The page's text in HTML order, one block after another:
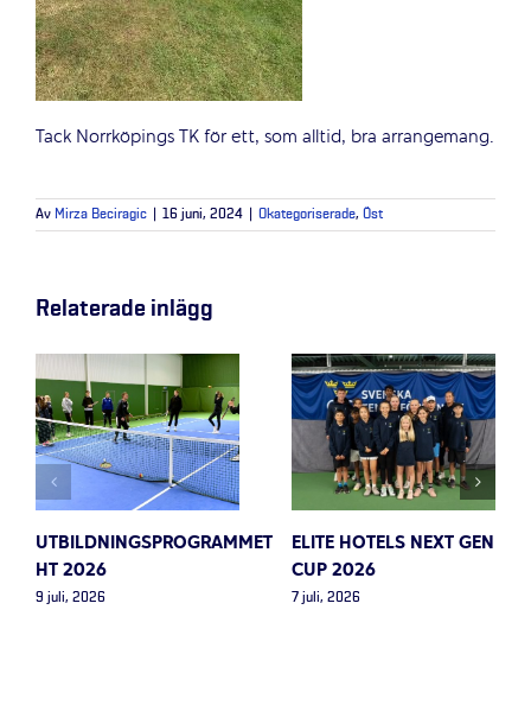
Tack Norrköpings TK för ett, som alltid, bra arrangemang.
Av Mirza Beciragic 16 juni, 2024 Okategoriserade, Öst
Relaterade inlägg
UTBILDNINGSPROGRAMMET
HT 2026
9 juli, 2026
ELITE HOTELS NEXT GEN
CUP 2026
7 juli, 2026